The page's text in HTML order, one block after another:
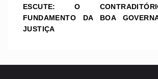
ESCUTE: O
FUNDAMENTO DA BOA
JUSTIÇA